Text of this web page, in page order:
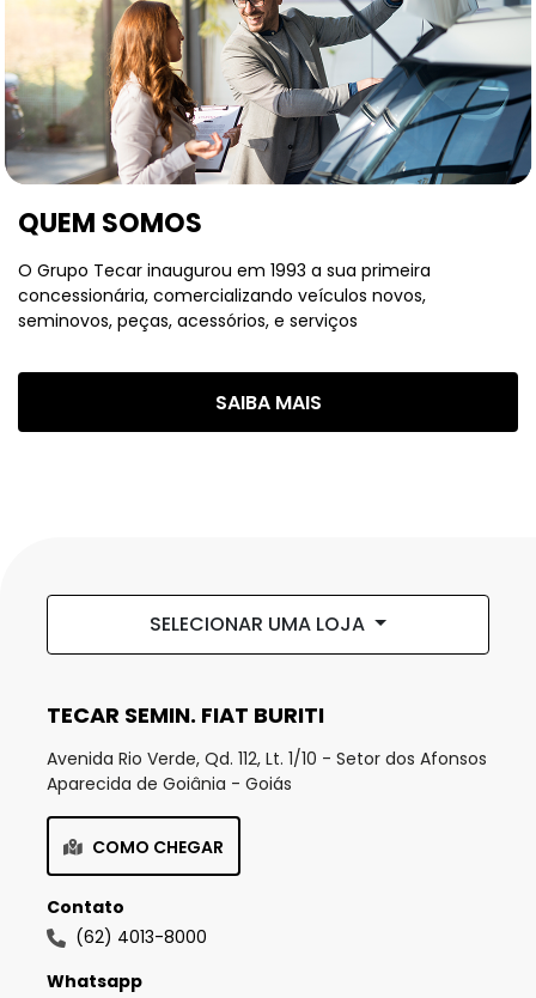
QUEM SOMOS
O Grupo Tecar inaugurou em 1993 a sua primeira
concessionária, comercializando veículos novos,
seminovos, peças, acessórios, e serviços
SAIBA MAIS
SELECIONAR UMA LOJA
TECAR SEMIN. FIAT BURITI
Avenida Rio Verde, Qd. 112, Lt. 1/10 - Setor dos Afonsos
Aparecida de Goiânia - Goiás
COMO CHEGAR
Contato
(62) 4013-8000
Whatsapp